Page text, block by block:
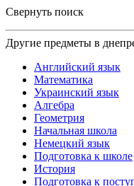
Свернуть поиск
Другие предметы в
Английский язык
Математика
Украинский язык
Алгебра
Геометрия
Начальная школа
Немецкий язык
Подготовка к школе
История
Подготовка к